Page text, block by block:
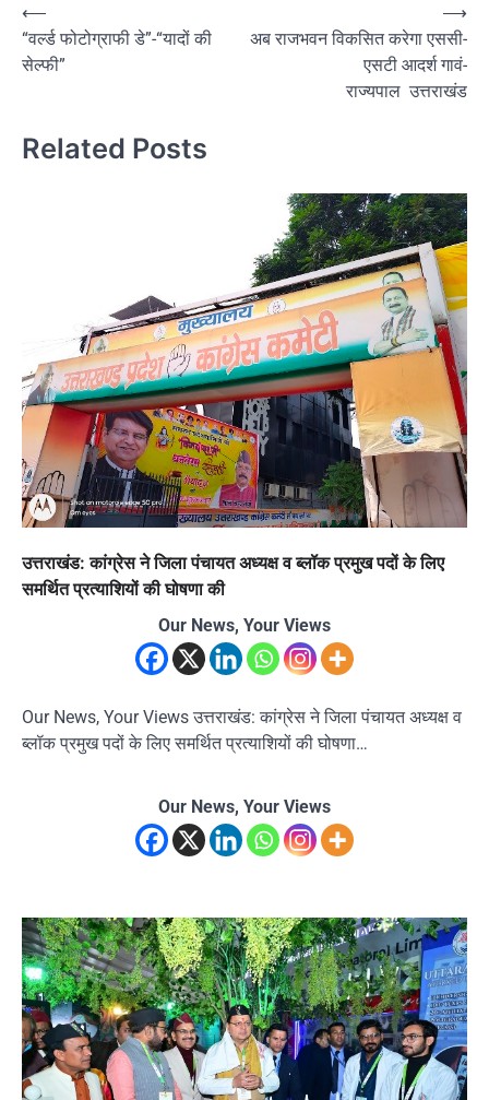
Post
navigation
⟵
“वर्ल्ड फोटोग्राफी डे”-“यादों की
सेल्फी”
अब राजभवन विकसित करेगा एससी-
एसटी आदर्श गावं-
राज्यपाल उत्तराखंड
⟶
Related Posts
उत्तराखंड: कांग्रेस ने जिला पंचायत अध्यक्ष व ब्लॉक प्रमुख पदों के लिए
समर्थित प्रत्याशियों की घोषणा की
Our News, Your Views
Our News, Your Views उत्तराखंड: कांग्रेस ने जिला पंचायत अध्यक्ष व
ब्लॉक प्रमुख पदों के लिए समर्थित प्रत्याशियों की घोषणा…
Our News, Your Views